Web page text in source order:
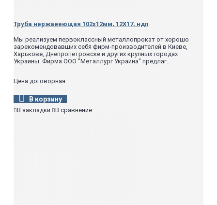
Труба нержавеющая 102х12мм, 12Х17, ндл
Мы реализуем первоклассный металлопрокат от хорошо
зарекомендовавших себя фирм-производителей в Киеве,
Харькове, Днепропетровске и других крупных городах
Украины. Фирма ООО "Металлург Украина" предлаг..
Цена договорная
В корзину
В закладки В сравнение